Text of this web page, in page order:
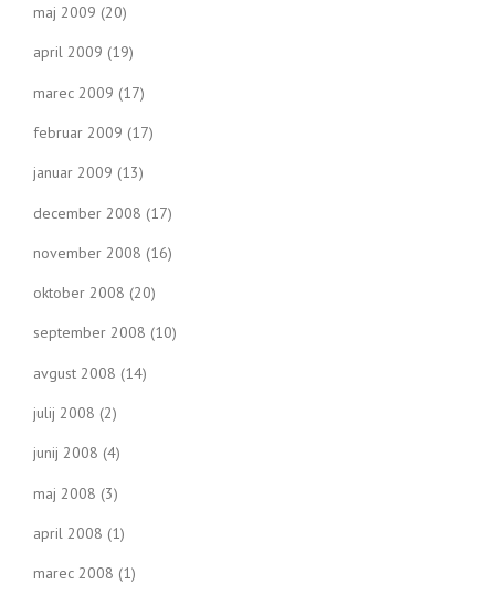
maj 2009 (20)
april 2009 (19)
marec 2009 (17)
februar 2009 (17)
januar 2009 (13)
december 2008 (17)
november 2008 (16)
oktober 2008 (20)
september 2008 (10)
avgust 2008 (14)
julij 2008 (2)
junij 2008 (4)
maj 2008 (3)
april 2008 (1)
marec 2008 (1)